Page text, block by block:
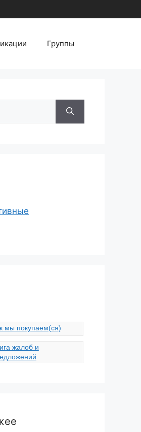
Группы
мы покупаем(ся)
жалоб и